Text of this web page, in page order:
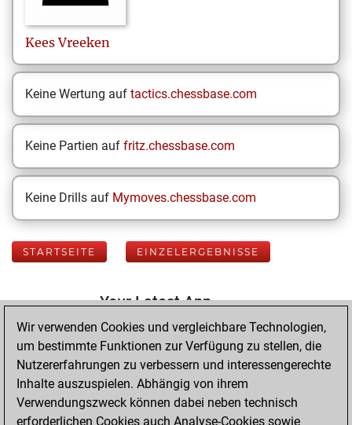
Kees Vreeken
Keine Wertung auf tactics.chessbase.com
Keine Partien auf fritz.chessbase.com
Keine Drills auf Mymoves.chessbase.com
STARTSEITE EINZELERGEBNISSE
Your Latest App
Activity
Freitag,
Dezember 23,
2022
Wir verwenden Cookies und vergleichbare Technologien,
um bestimmte Funktionen zur Verfügung zu stellen, die
Nutzererfahrungen zu verbessern und interessengerechte
Inhalte auszuspielen. Abhängig von ihrem
Verwendungszweck können dabei neben technisch
erforderlichen Cookies auch Analyse-Cookies sowie